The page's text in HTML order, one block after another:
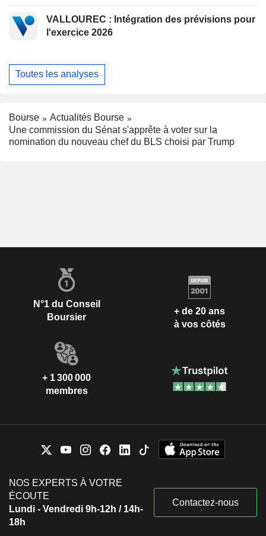
VALLOUREC : Intégration des prévisions pour
l'exercice 2026
Toutes les analyses
Bourse
Actualités Bourse
Une commission du Sénat s'apprête à voter sur la
nomination du nouveau chef du BLS choisi par Trump
N°1 du Conseil
Boursier
+ de 20 ans
à vos côtés
+ 1 300 000
membres
NOS EXPERTS À VOTRE
ÉCOUTE
Lundi - Vendredi 9h-12h / 14h-
18h
Contactez-nous